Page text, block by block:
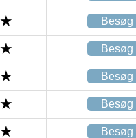
Besøg
Besøg
Besøg
Besøg
Besøg